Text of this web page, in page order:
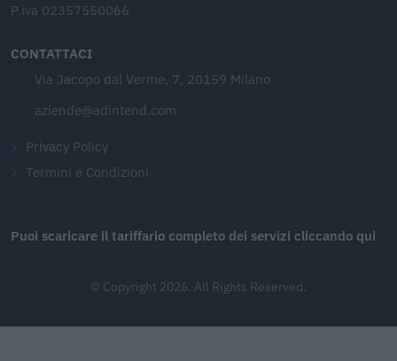
P.iva 02357550066
CONTATTACI
Via Jacopo dal Verme, 7, 20159 Milano
aziende@adintend.com
Privacy Policy
Termini e Condizioni
Puoi scaricare il tariffario completo dei servizi cliccando qui
© Copyright 2026. All Rights Reserved.